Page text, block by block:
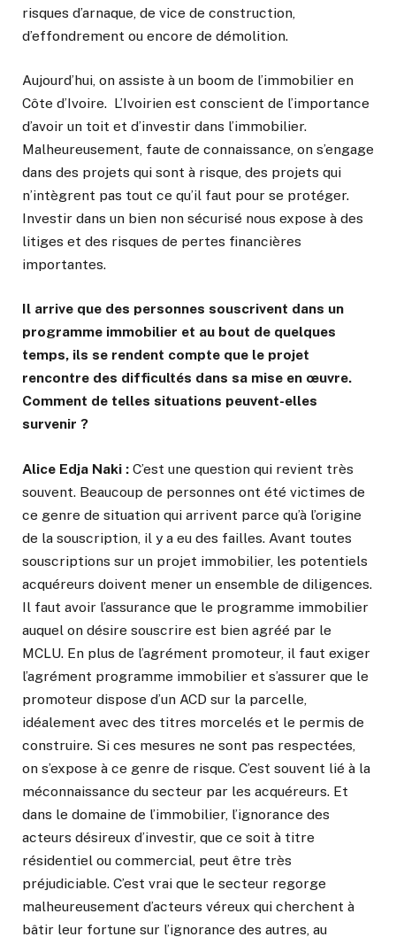
risques d’arnaque, de vice de construction,
d’effondrement ou encore de démolition.
Aujourd’hui, on assiste à un boom de l’immobilier en
Côte d’Ivoire. L’Ivoirien est conscient de l’importance
d’avoir un toit et d’investir dans l’immobilier.
Malheureusement, faute de connaissance, on s’engage
dans des projets qui sont à risque, des projets qui
n’intègrent pas tout ce qu’il faut pour se protéger.
Investir dans un bien non sécurisé nous expose à des
litiges et des risques de pertes financières
importantes.
Il arrive que des personnes souscrivent dans un
programme immobilier et au bout de quelques
temps, ils se rendent compte que le projet
rencontre des difficultés dans sa mise en œuvre.
Comment de telles situations peuvent-elles
survenir ?
Alice Edja Naki : C’est une question qui revient très
souvent. Beaucoup de personnes ont été victimes de
ce genre de situation qui arrivent parce qu’à l’origine
de la souscription, il y a eu des failles. Avant toutes
souscriptions sur un projet immobilier, les potentiels
acquéreurs doivent mener un ensemble de diligences.
Il faut avoir l’assurance que le programme immobilier
auquel on désire souscrire est bien agréé par le
MCLU. En plus de l’agrément promoteur, il faut exiger
l’agrément programme immobilier et s’assurer que le
promoteur dispose d’un ACD sur la parcelle,
idéalement avec des titres morcelés et le permis de
construire. Si ces mesures ne sont pas respectées,
on s’expose à ce genre de risque. C’est souvent lié à la
méconnaissance du secteur par les acquéreurs. Et
dans le domaine de l’immobilier, l’ignorance des
acteurs désireux d’investir, que ce soit à titre
résidentiel ou commercial, peut être très
préjudiciable. C’est vrai que le secteur regorge
malheureusement d’acteurs véreux qui cherchent à
bâtir leur fortune sur l’ignorance des autres, au